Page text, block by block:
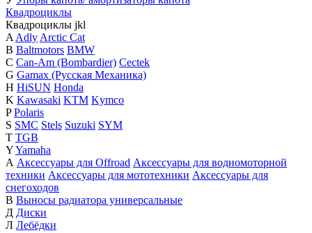
Квадроциклы
Квадроциклы jkl
A Adly Arctic Cat
B Baltmotors BMW
C Can-Am (Bombardier) Cectek
G Gamax (Русская Механика)
H HiSUN Honda
K Kawasaki KTM Kymco
P Polaris
S SMC Stels Suzuki SYM
T TGB
YYamaha
А Аксессуары для Offroad Аксессуары для водномоторной
техники Аксессуары для мототехники Аксессуары для
снегоходов
В Выносы радиатора универсальные
Д Диски
Л Лебёдки